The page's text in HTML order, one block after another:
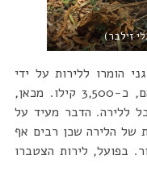
זילבר)
כ-1,500 קילו של זבל אורגני הומרו ללירות על ידי
תושבים. יצוין שבאותה עת היקף הזבל שעבר קומפוסטציה בעמדות בשכונה היה, על פי הערכותיהם, כ-3,500 קילו. מכאן,
ללירה. הדבר מעיד על
של הלירה שכן רבים אף
בפועל, לירות הצטברו